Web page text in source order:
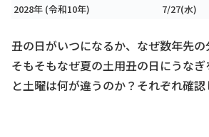
2028年 (令和10年)
7/27(水)
丑の日がいつになるか、なぜ数年先の
そもそもなぜ夏の土用丑の日にうな
と土曜は何が違うのか？それぞれ確認